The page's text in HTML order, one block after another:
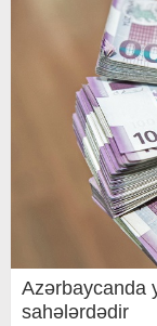
Azərbaycanda
sahələrdədir